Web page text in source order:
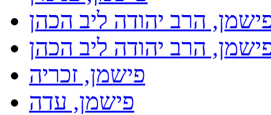
הרב יהודה ליב הכהן
הרב יהודה ליב הכהן
פישמן, זכריה
פישמן, עדה